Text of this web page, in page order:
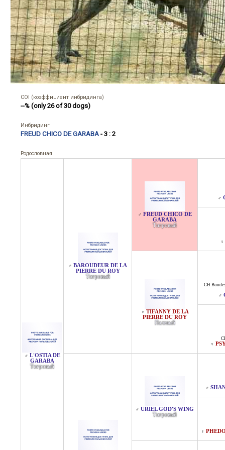
COI (коэффициент инбридинга)
--% (only 26 of 30 dogs)
Инбридинг
FREUD CHICO DE GARABA - 3 : 2
Родословная
♂ L'OSTIA DE
GARABA
Тигровый
♂ BAROUDEUR DE LA
PIERRE DU ROY
Тигровый
♂ FREUD CHICO DE
GARABA
Тигровый
♂
♀
♀ TIFANNY DE LA
PIERRE DU ROY
Палевый
CH
♂
♀
♂ URIEL GOD'S WING
Тигровый
♂
♀